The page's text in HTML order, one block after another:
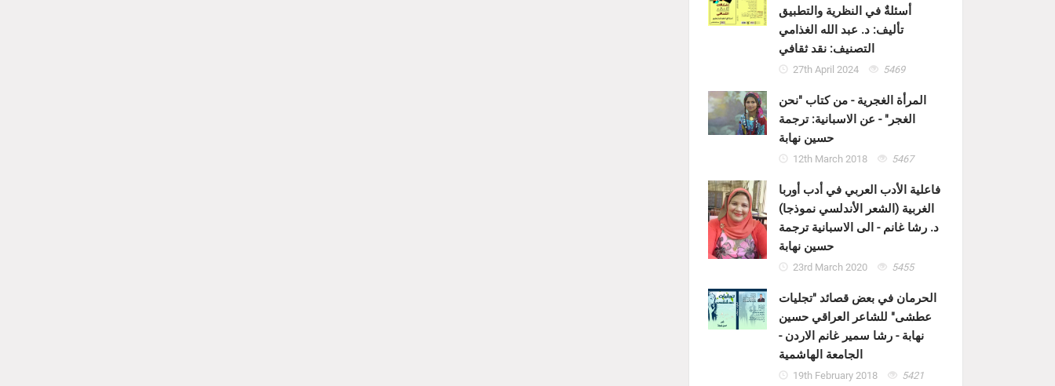
أسئلةٌ في النظرية والتطبيق
تأليف: د. عبد الله الغذامي
التصنيف: نقد ثقافي
27th April 2024 5469
المرأة الغجرية - من كتاب "نحن
الغجر" - عن الاسبانية: ترجمة
حسين نهابة
12th March 2018 5467
فاعلية الأدب العربي في أدب أوربا
الغربية (الشعر الأندلسي نموذجا)
د. رشا غانم - الى الاسبانية ترجمة
حسين نهابة
23rd March 2020 5455
الحرمان في بعض قصائد "تجليات
عطشى" للشاعر العراقي حسين
نهابة - رشا سمير غانم الاردن -
الجامعة الهاشمية
19th February 2018 5421